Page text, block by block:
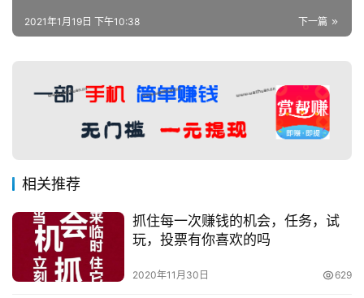
下一篇
2021年1月19日 下午10:38
相关推荐
抓住每一次赚钱的机会，任务，试
玩，投票有你喜欢的吗
2020年11月30日 629